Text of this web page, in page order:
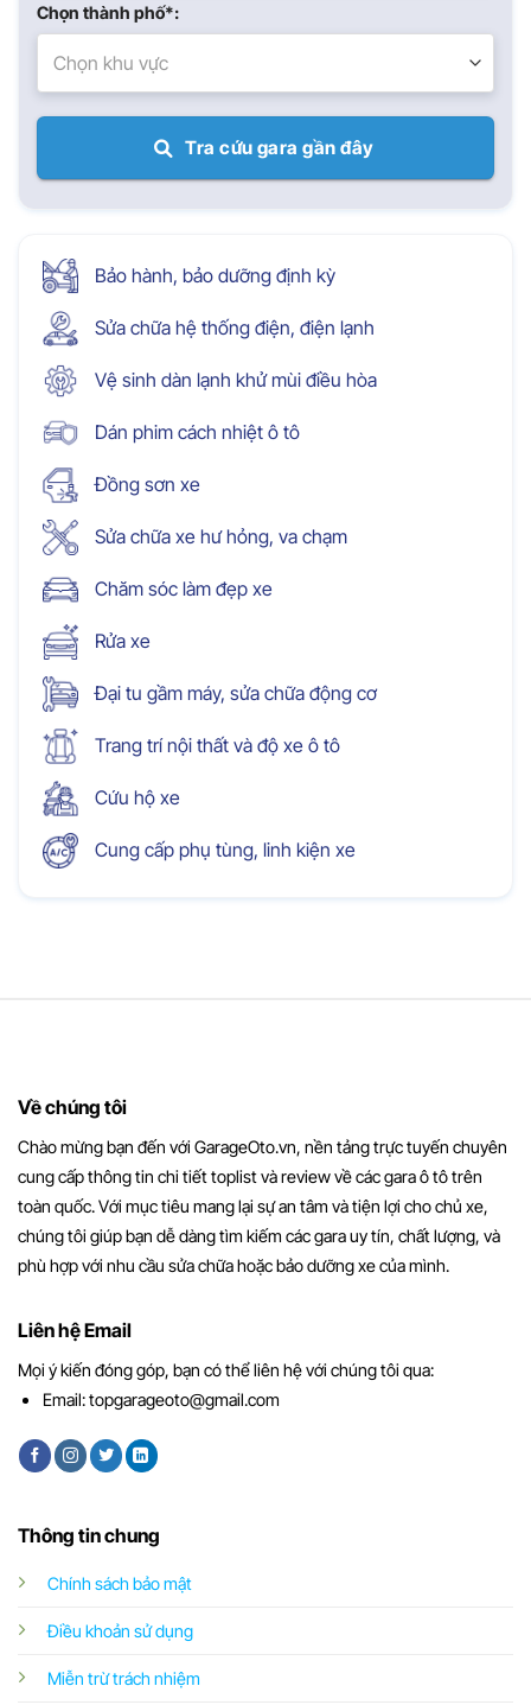
Chọn thành phố*:
Chọn khu vực
Tra cứu gara gần đây
Bảo hành, bảo dưỡng định kỳ
Sửa chữa hệ thống điện, điện lạnh
Vệ sinh dàn lạnh khử mùi điều hòa
Dán phim cách nhiệt ô tô
Đồng sơn xe
Sửa chữa xe hư hỏng, va chạm
Chăm sóc làm đẹp xe
Rửa xe
Đại tu gầm máy, sửa chữa động cơ
Trang trí nội thất và độ xe ô tô
Cứu hộ xe
Cung cấp phụ tùng, linh kiện xe
Về chúng tôi
Chào mừng bạn đến với GarageOto.vn, nền tảng trực tuyến chuyên
cung cấp thông tin chi tiết toplist và review về các gara ô tô trên
toàn quốc. Với mục tiêu mang lại sự an tâm và tiện lợi cho chủ xe,
chúng tôi giúp bạn dễ dàng tìm kiếm các gara uy tín, chất lượng, và
phù hợp với nhu cầu sửa chữa hoặc bảo dưỡng xe của mình.
Thông tin chung
Chính sách bảo mật
Điều khoản sử dụng
Miễn trừ trách nhiệm
Liên hệ Email
Mọi ý kiến đóng góp, bạn có thể liên hệ với chúng tôi qua:
Email:topgarageoto@gmail.com